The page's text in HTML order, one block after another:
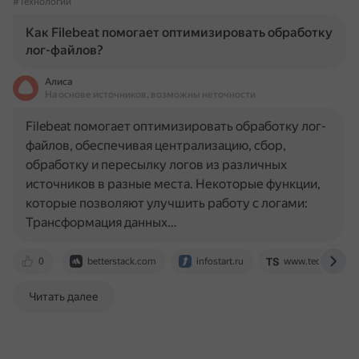
Как Filebeat помогает оптимизировать обработку
лог-файлов?
Алиса
На основе источников, возможны неточности
0 betterstack.com infostart.ru
Filebeat помогает оптимизировать обработку лог-
файлов, обеспечивая централизацию, сбор,
обработку и пересылку логов из различных
источников в разные места. Некоторые функции,
которые позволяют улучшить работу с логами:
Трансформация данных…
Читать далее